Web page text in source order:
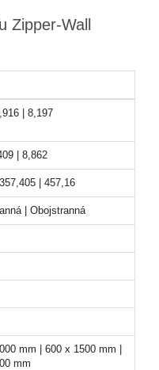
Zipper-Wall
| 8,197
| 8,862
| 457,16
| Obojstranná
mm | 600 x 1500 mm |
mm